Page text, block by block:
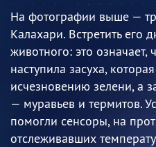
На фотографии выше —
Калахари. Встретить его
животного: это означает,
наступила засуха,
исчезновению зелени, а
— муравьев и термитов.
помогли сенсоры, на
отслеживавших